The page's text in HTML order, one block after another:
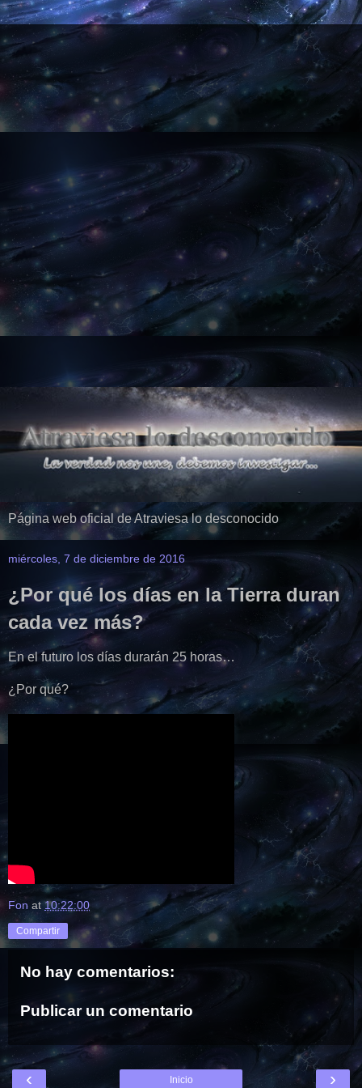
Página web oficial de Atraviesa lo desconocido
miércoles, 7 de diciembre de 2016
¿Por qué los días en la Tierra duran
cada vez más?
En el futuro los días durarán 25 horas…
¿Por qué?
Fon at 10:22:00
Compartir
No hay comentarios:
Publicar un comentario
‹ ›
Inicio